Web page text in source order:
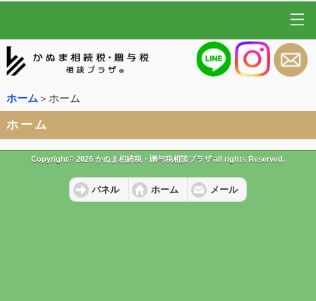
ホーム ＞ホーム
ホーム
Copyright© 2026 かぬま相続税・贈与税相談プラザ all rights Reserved.
パネル ホーム メール